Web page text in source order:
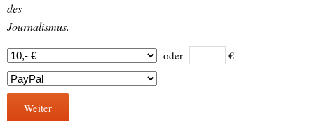
des
Journalismus.
oder €
Weiter